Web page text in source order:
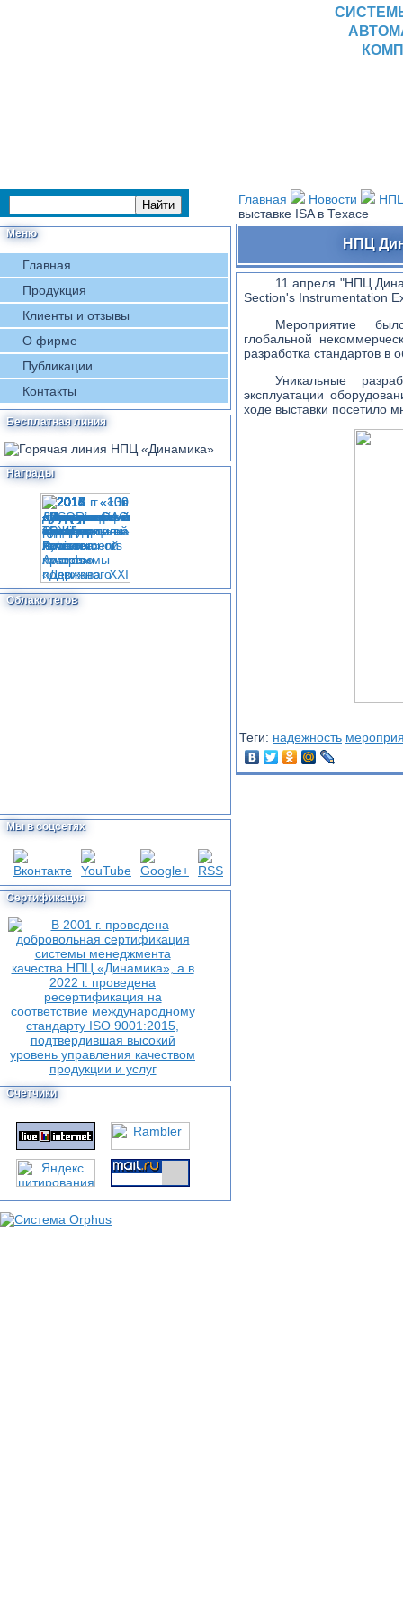
Меню
Главная
Продукция
Клиенты и отзывы
О фирме
Публикации
Контакты
Бесплатная линия
Награды
Облако тегов
Мы в соцсетях
Сертификация
Счетчики
Главная Новости
выставке ISA в Техасе
НПЦ
11 апреля "НПЦ
Section's Instrumentation
Мероприятие
глобальной
разработка стандартов
Уникальные
эксплуатации
ходе выставки посетило
Теги: надежность